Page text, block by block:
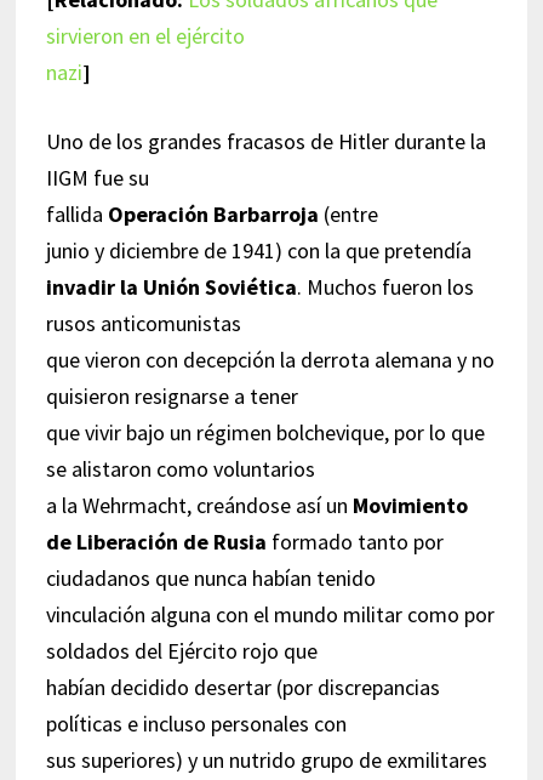
sirvieron en el ejército
nazi]
Uno de los grandes fracasos de Hitler durante la
IIGM fue su
fallida Operación Barbarroja (entre
junio y diciembre de 1941) con la que pretendía
invadir la Unión Soviética. Muchos fueron los
rusos anticomunistas
que vieron con decepción la derrota alemana y no
quisieron resignarse a tener
que vivir bajo un régimen bolchevique, por lo que
se alistaron como voluntarios
a la Wehrmacht, creándose así un Movimiento
de Liberación de Rusia formado tanto por
ciudadanos que nunca habían tenido
vinculación alguna con el mundo militar como por
soldados del Ejército rojo que
habían decidido desertar (por discrepancias
políticas e incluso personales con
sus superiores) y un nutrido grupo de exmilitares